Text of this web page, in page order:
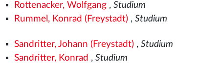
Rottenacker, Wolfgang, Studium
Rummel, Konrad (Freystadt), Studium
Sandritter, Johann (Freystadt), Studium
Sandritter, Konrad , Studium